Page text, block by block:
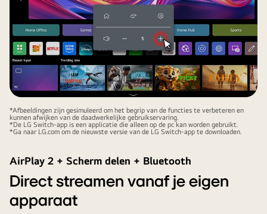
*Afbeeldingen zijn gesimuleerd om het begrip van de functies te verbeteren en
kunnen afwijken van de daadwerkelijke gebruikservaring.
*De LG Switch-app is een applicatie die alleen op de pc kan worden gebruikt.
*Ga naar LG.com om de nieuwste versie van de LG Switch-app te downloaden.
AirPlay 2 + Scherm delen + Bluetooth
Direct streamen vanaf je eigen
apparaat